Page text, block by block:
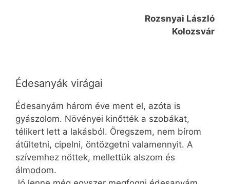
Rozsnyai László
Kolozsvár
Édesanyák virágai
Édesanyám három éve ment el, azóta is
gyászolom. Növényei kinőtték a szobákat,
télikert lett a lakásból. Öregszem, nem bírom
átültetni, cipelni, öntözgetni valamennyit. A
szívemhez nőttek, mellettük alszom és
álmodom.